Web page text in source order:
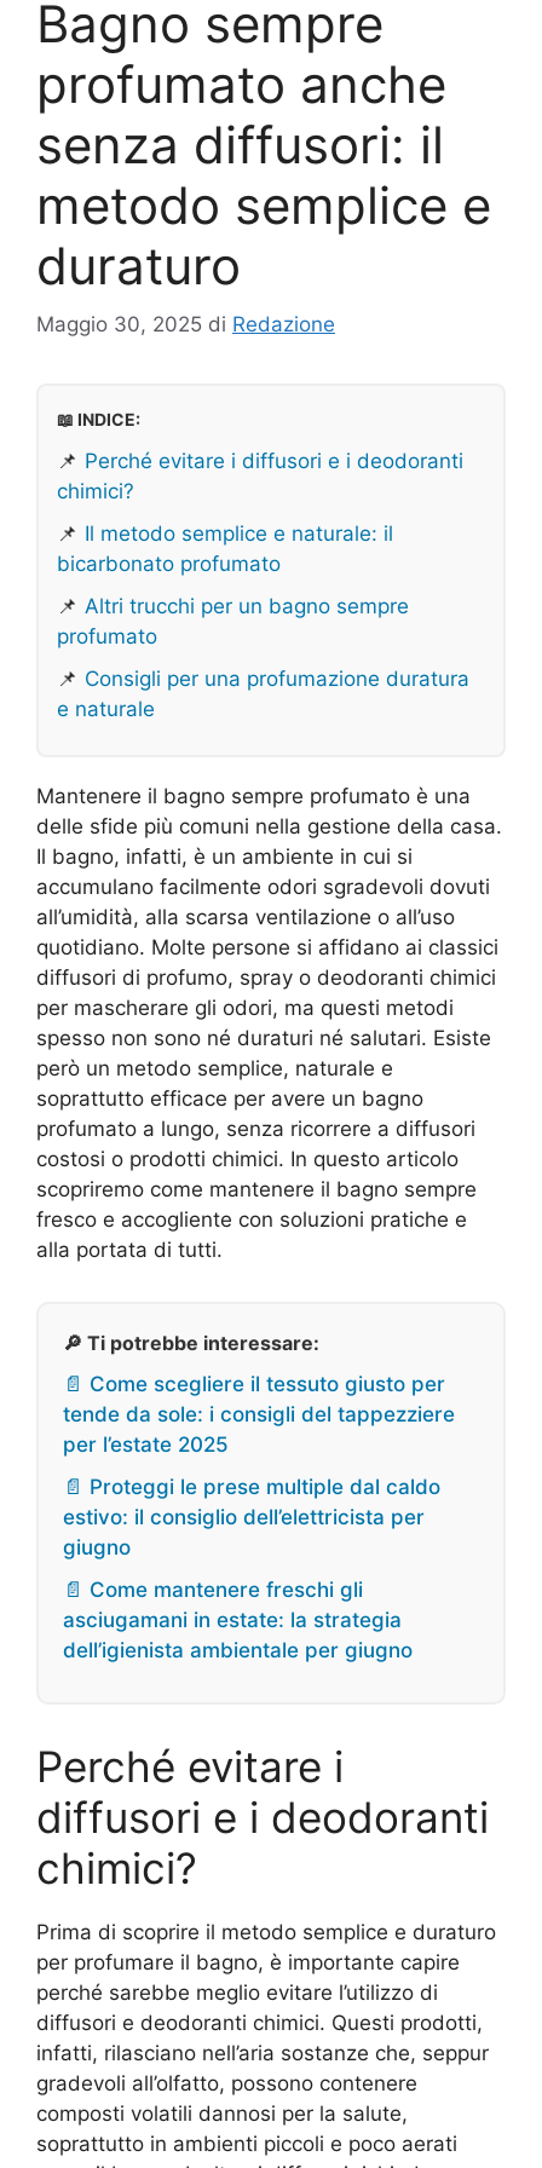
Bagno sempre
profumato anche
senza diffusori: il
metodo semplice e
duraturo
Maggio 30, 2025 di Redazione
📖 INDICE:
📌 Perché evitare i diffusori e i deodoranti
chimici?
📌 Il metodo semplice e naturale: il
bicarbonato profumato
📌 Altri trucchi per un bagno sempre
profumato
📌 Consigli per una profumazione duratura
e naturale
Mantenere il bagno sempre profumato è una
delle sfide più comuni nella gestione della casa.
Il bagno, infatti, è un ambiente in cui si
accumulano facilmente odori sgradevoli dovuti
all’umidità, alla scarsa ventilazione o all’uso
quotidiano. Molte persone si affidano ai classici
diffusori di profumo, spray o deodoranti chimici
per mascherare gli odori, ma questi metodi
spesso non sono né duraturi né salutari. Esiste
però un metodo semplice, naturale e
soprattutto efficace per avere un bagno
profumato a lungo, senza ricorrere a diffusori
costosi o prodotti chimici. In questo articolo
scopriremo come mantenere il bagno sempre
fresco e accogliente con soluzioni pratiche e
alla portata di tutti.
🔎 Ti potrebbe interessare:
📄 Come scegliere il tessuto giusto per
tende da sole: i consigli del tappezziere
per l’estate 2025
📄 Proteggi le prese multiple dal caldo
estivo: il consiglio dell’elettricista per
giugno
📄 Come mantenere freschi gli
asciugamani in estate: la strategia
dell’igienista ambientale per giugno
Perché evitare i
diffusori e i deodoranti
chimici?
Prima di scoprire il metodo semplice e duraturo
per profumare il bagno, è importante capire
perché sarebbe meglio evitare l’utilizzo di
diffusori e deodoranti chimici. Questi prodotti,
infatti, rilasciano nell’aria sostanze che, seppur
gradevoli all’olfatto, possono contenere
composti volatili dannosi per la salute,
soprattutto in ambienti piccoli e poco aerati